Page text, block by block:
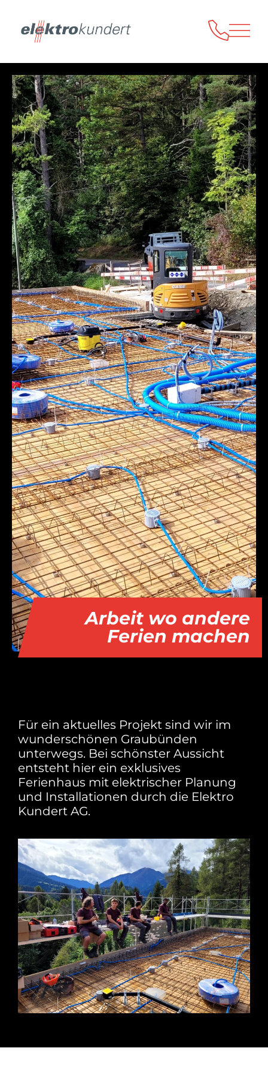
Arbeit wo andere
Ferien machen
Für ein aktuelles Projekt sind wir im
wunderschönen Graubünden
unterwegs. Bei schönster Aussicht
entsteht hier ein exklusives
Ferienhaus mit elektrischer Planung
und Installationen durch die Elektro
Kundert AG.